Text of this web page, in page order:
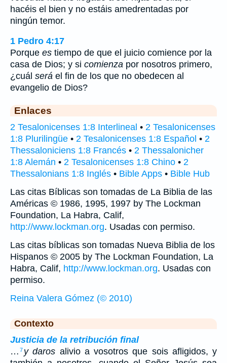
hacéis el bien y no estáis amedrentadas por
ningún temor.
1 Pedro 4:17
Porque es tiempo de que el juicio comience por la
casa de Dios; y si comienza por nosotros primero,
¿cuál será el fin de los que no obedecen al
evangelio de Dios?
Enlaces
2 Tesalonicenses 1:8 Interlineal • 2 Tesalonicenses
1:8 Plurilingüe • 2 Tesalonicenses 1:8 Español • 2
Thessaloniciens 1:8 Francés • 2 Thessalonicher
1:8 Alemán • 2 Tesalonicenses 1:8 Chino • 2
Thessalonians 1:8 Inglés • Bible Apps • Bible Hub
Las citas Bíblicas son tomadas de La Biblia de las
Américas © 1986, 1995, 1997 by The Lockman
Foundation, La Habra, Calif,
http://www.lockman.org. Usadas con permiso.
Las citas bíblicas son tomadas Nueva Biblia de los
Hispanos © 2005 by The Lockman Foundation, La
Habra, Calif, http://www.lockman.org. Usadas con
permiso.
Reina Valera Gómez (© 2010)
Contexto
Justicia de la retribución final
… 7 y daros alivio a vosotros que sois afligidos, y